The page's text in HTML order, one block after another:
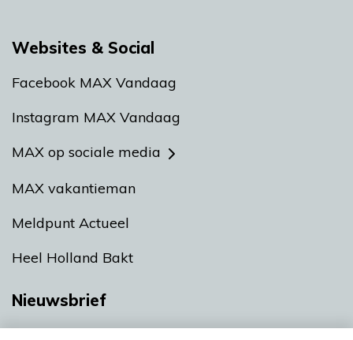
Websites & Social
Facebook MAX Vandaag
Instagram MAX Vandaag
MAX op sociale media
MAX vakantieman
Meldpunt Actueel
Heel Holland Bakt
Nieuwsbrief